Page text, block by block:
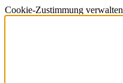
Cookie-Zustimmung verwalten